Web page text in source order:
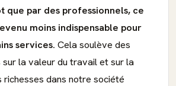
que par des professionnels, ce
moins indispensable pour
services. Cela soulève des
sur la valeur du travail et sur la
dans notre société